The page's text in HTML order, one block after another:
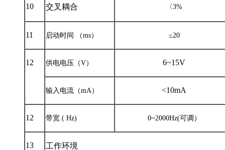
10 交叉耦合 〈3%
11 启动时间 （ms） ≤20
12 供电电压（V） 6~15V
输入电流（mA ） <10mA
12 带宽 ( Hz) 0~2000Hz(可调）
13 工作环境